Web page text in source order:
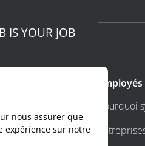
IS YOUR JOB
Employés
pourquoi
nous assurer que
expérience sur notre